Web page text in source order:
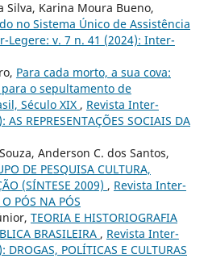
Silva, Karina Moura Bueno,
no Sistema Único de Assistência
Legere: v. 7 n. 41 (2024): Inter-
Para cada morto, a sua cova:
o sepultamento de
Século XIX , Revista Inter-
REPRESENTAÇÕES SOCIAIS DA
Anderson C. dos Santos,
DE PESQUISA CULTURA,
(SÍNTESE 2009) , Revista Inter-
PÓS NA PÓS
TEORIA E HISTORIOGRAFIA
BRASILEIRA , Revista Inter-
POLÍTICAS E CULTURAS